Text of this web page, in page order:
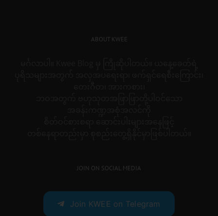
ABOUT KWEE
JOIN ON SOCIAL MEDIA
Join KWEE on Telegram